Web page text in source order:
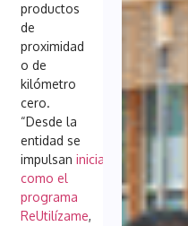
productos
de
proximidad
o de
kilómetro
cero.
“Desde la
entidad se
impulsaniniciativas
como el
programa
ReUtilízame,